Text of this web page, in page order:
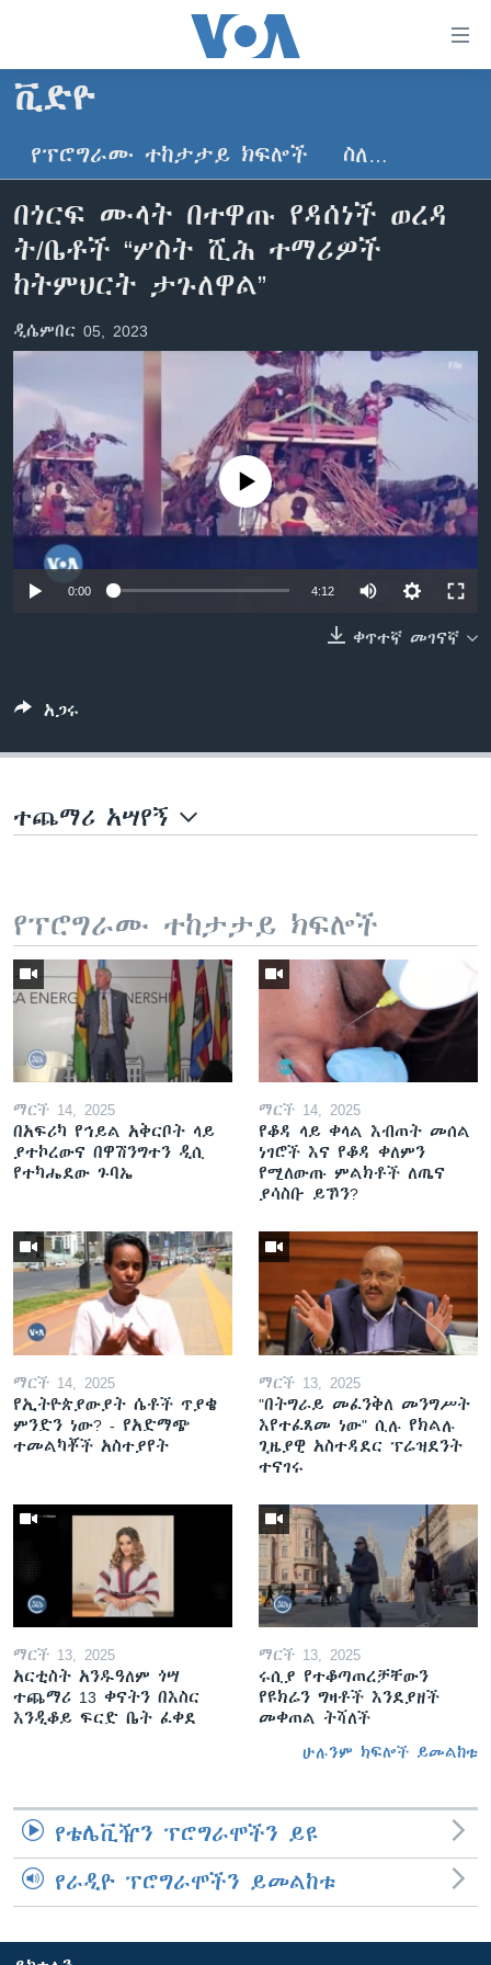
ማገናኛዎች
ዋናው
ይዘት
ወደ
ዋናው
ይዘት
እለፍ
ወደ
ዋናው
ይዘት
ዜና
ኢትዮጵያ
ዓለምአቀፍ
አሜሪካ
ኑሮ በጤንነት
ከምሽቱ ሦስት ሰዓት የአማርኛ ዜና
ቪዲዮ
ክምችት
Learning English
ይከተሉን
ቋንቋዎች
ቪድዮ
የፕሮግራሙ ተከታታይ ክፍሎች ስለ…
በጎርፍ ሙላት በተዋጡ የዳሰነች ወረዳ
ት/ቤቶች “ሦስት ሺሕ ተማሪዎች
ከትምህርት ታጉለዋል”
ዲሴምበር 05, 2023
No media source currently available
0:00 4:12
ቀጥተኛ መገናኛ
አጋሩ
ተጨማሪ አሣየኝ
የፕሮግራሙ ተከታታይ ክፍሎች
ማርች 14, 2025
በአፍሪካ የኅይል አቅርቦት ላይ
ያተኮረውና በዋሽንግተን ዲሲ
የተካሔደው ጉባኤ
ማርች 14, 2025
የቆዳ ላይ ቀላል እብጠት መሰል
ነገሮች እና የቆዳ ቀለምን
የሚለውጡ ምልክቶች ለጤና
ያሳስቡ ይኾን?
ማርች 14, 2025
የኢትዮጵያውያት ሴቶች ጥያቄ
ምንድን ነው? - የአድማጭ
ተመልካቾች አስተያየት
ማርች 13, 2025
"በትግራይ መፈንቅለ መንግሥት
እየተፈጸመ ነው" ሲሉ የክልሉ
ጊዜያዊ አስተዳደር ፕሬዝደንት
ተናገሩ
ማርች 13, 2025
አርቲስት አንዱዓለም ጎሣ
ተጨማሪ 13 ቀናትን በእስር
እንዲቆይ ፍርድ ቤት ፈቀደ
ማርች 13, 2025
ሩሲያ የተቆጣጠረቻቸውን
የዩክሬን ግዛቶች እንደያዘች
መቀጠል ትሻለች
ሁሉንም ክፍሎች ይመልከቱ
የቴሌቪዥን ፕሮግራሞችን ይዩ
የራዲዮ ፕሮግራሞችን ይመልከቱ